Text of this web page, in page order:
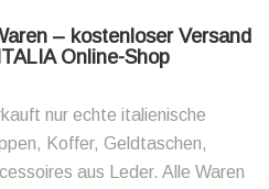
– kostenloser Versand
Online-Shop
nur echte italienische
Koffer, Geldtaschen,
aus Leder. Alle Waren